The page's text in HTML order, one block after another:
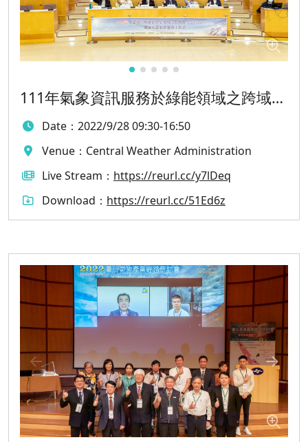
111年氣象資訊服務於綠能領域之跨域應
用工作坊暨第五屆氣候服務工作坊
Date： 2022/9/28 09:30-16:50
Venue： Central Weather Administration
Live Stream： https://reurl.cc/y7lDeq
Download： https://reurl.cc/51Ed6z